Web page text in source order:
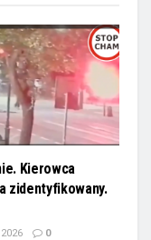
Kierowca
zidentyfikowany.
0